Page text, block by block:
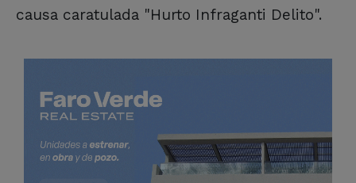
causa caratulada "Hurto Infraganti Delito".